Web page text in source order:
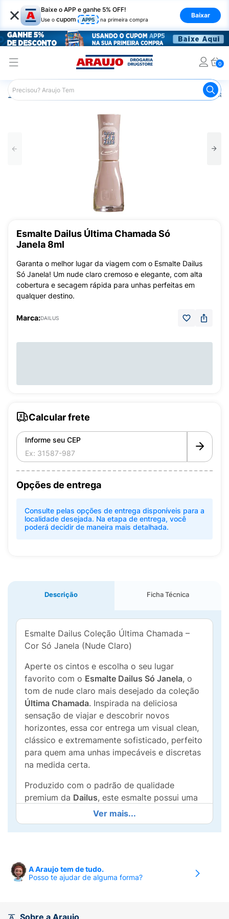
× Baixe o APP e ganhe 5% OFF!
Use o cupom APP5 na primeira compra
Baixar
0
Araujo Beleza e Cuidados
Esmalte Dailus Última Chamada Só
Janela 8ml
Garanta o melhor lugar da viagem com o Esmalte Dailus
Só Janela! Um nude claro cremoso e elegante, com alta
cobertura e secagem rápida para unhas perfeitas em
qualquer destino.
Marca:DAILUS
Calcular frete
Informe seu CEP
Opções de entrega
Consulte pelas opções de entrega disponíveis para a
localidade desejada. Na etapa de entrega, você
poderá decidir de maneira mais detalhada.
Descrição Ficha Técnica
Esmalte Dailus Coleção Última Chamada –
Cor Só Janela (Nude Claro)
Aperte os cintos e escolha o seu lugar
favorito com o Esmalte Dailus Só Janela, o
tom de nude claro mais desejado da coleção
Última Chamada. Inspirada na deliciosa
sensação de viajar e descobrir novos
horizontes, essa cor entrega um visual clean,
clássico e extremamente sofisticado, perfeito
para quem ama unhas impecáveis e discretas
na medida certa.
Produzido com o padrão de qualidade
premium da Dailus, este esmalte possui uma
fórmula exclusiva de alta cobertura
entregando uma camada uniforme e sem
manchas desde a primeira aplicação. Seu
comsecagem rápida
quer perder tempo na rotina. Equipado com o
Ver mais...
A Araujo tem de tudo.
Posso te ajudar de alguma forma?
Sobre a Araujo